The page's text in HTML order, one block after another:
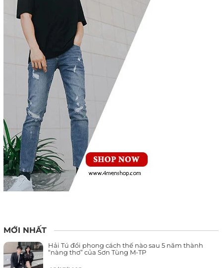
MỚI NHẤT
Hải Tú đổi phong cách thế nào sau 5 năm thành
“nàng thơ” của Sơn Tùng M-TP